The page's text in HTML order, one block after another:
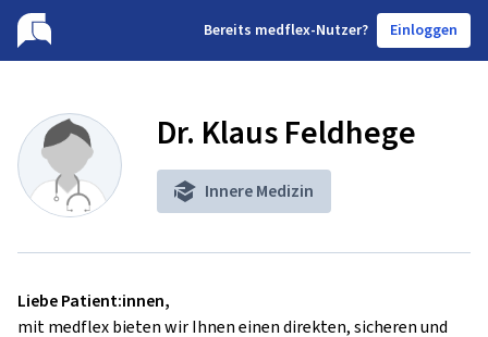
Bereits medflex-Nutzer? Einloggen
Dr. Klaus Feldhege
Innere Medizin
Liebe Patient:innen,
mit medflex bieten wir Ihnen einen direkten, sicheren und